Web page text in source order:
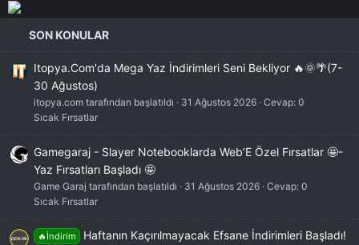
SON KONULAR
Itopya.Com'da Mega Yaz İndirimleri Seni Bekliyor 🔥🌞🌴(7-
30 Ağustos)
itopya.com tarafından başlatıldı 31 Ağustos 2026 Cevap: 0
Sıcak Fırsatlar
Gamegaraj - Slayer Notebooklarda Web’E Özel Fırsatlar 🤩-
Yaz Fırsatları Başladı 🤩
Game Garaj tarafından başlatıldı 31 Ağustos 2026 Cevap: 0
Sıcak Fırsatlar
🔥İndirim Haftanın Kaçırılmayacak Efsane İndirimleri Başladı!